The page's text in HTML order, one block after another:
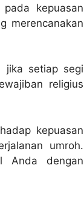
kepuasan
merencanakan
jika setiap segi
religius
kepuasan
umroh.
Anda dengan